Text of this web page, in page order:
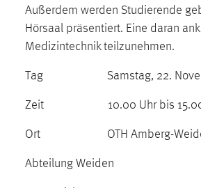
Außerdem werden Studierende
Hörsaal präsentiert. Eine daran
Medizintechnik teilzunehmen.
Tag Samstag, 22.
Zeit 10.00 Uhr bis 15.00
Ort OTH
Abteilung Weiden
Name: cookie_consent
Zweck:
Dieser Cookie
ausgewählten
Performance
Name:
Zweck: